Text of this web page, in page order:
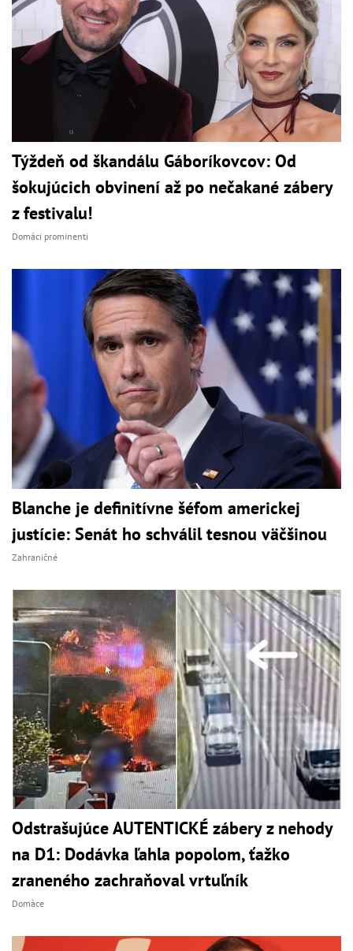
Týždeň od škandálu Gáboríkovcov: Od
šokujúcich obvinení až po nečakané zábery
z festivalu!
Domáci prominenti
Blanche je definitívne šéfom americkej
justície: Senát ho schválil tesnou väčšinou
Zahraničné
Odstrašujúce AUTENTICKÉ zábery z nehody
na D1: Dodávka ľahla popolom, ťažko
zraneného zachraňoval vrtuľník
Domáce